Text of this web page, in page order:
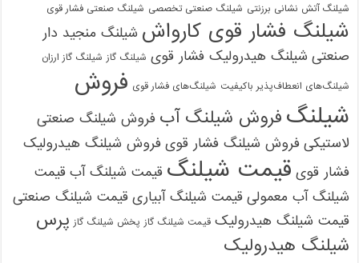
شیلنگ آتش نشانی برزنتی شیلنگ صنعتی تخصصی شیلنگ صنعتی فشار قوی
شیلنگ فشار قوی کارواش شیلنگ منجید دار
صنعتی شیلنگ هیدرولیک فشار قوی شیلنگ گاز شیلنگ گاز ارزان
شیلنگ‌های انعطاف‌پذیر باکیفیت شیلنگ‌های فشار قوی فروش
شیلنگ فروش شیلنگ آب فروش شیلنگ صنعتی
لاستیکی فروش شیلنگ فشار قوی فروش شیلنگ هیدرولیک
فشار قوی قیمت شیلنگ قیمت شیلنگ آب قیمت
شیلنگ آب معمولی قیمت شیلنگ آبیاری قیمت شیلنگ صنعتی
قیمت شیلنگ هیدرولیک قیمت شیلنگ گاز پخش شیلنگ گاز پرس
شیلنگ هیدرولیک